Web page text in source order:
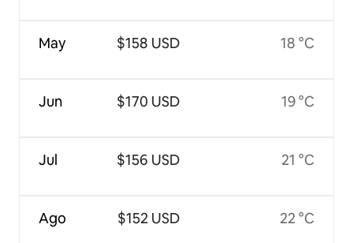
May
Jun
Jul
Ago
$158 USD
$170 USD
$156 USD
$152 USD
18 °C
19 °C
21 °C
22 °C